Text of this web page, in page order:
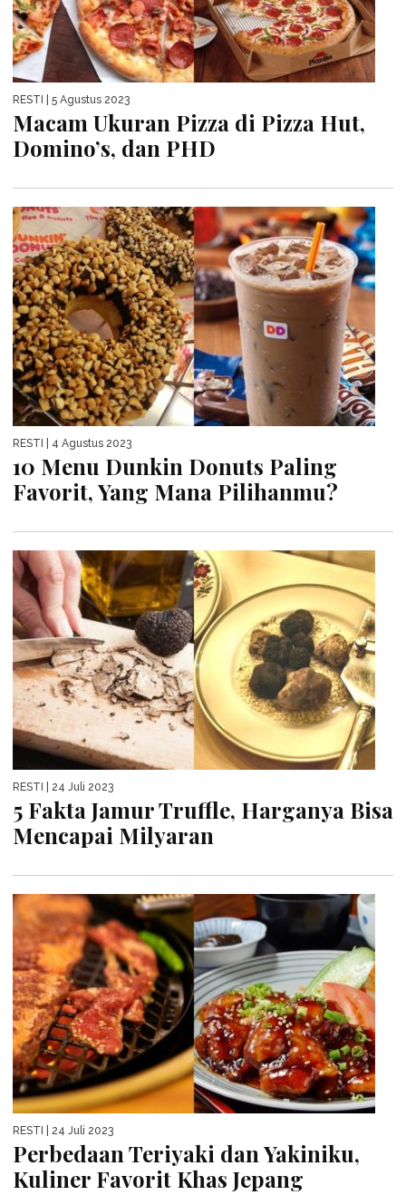
RESTI | 5 Agustus 2023
Macam Ukuran Pizza di Pizza Hut,
Domino’s, dan PHD
RESTI | 4 Agustus 2023
10 Menu Dunkin Donuts Paling
Favorit, Yang Mana Pilihanmu?
RESTI | 24 Juli 2023
5 Fakta Jamur Truffle, Harganya Bisa
Mencapai Milyaran
RESTI | 24 Juli 2023
Perbedaan Teriyaki dan Yakiniku,
Kuliner Favorit Khas Jepang